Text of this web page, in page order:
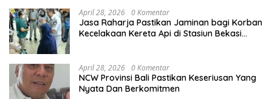
April 28, 2026 0 Komentar
Jasa Raharja Pastikan Jaminan bagi Korban
Kecelakaan Kereta Api di Stasiun Bekasi
April 28, 2026 0 Komentar
NCW Provinsi Bali Pastikan Keseriusan Yang
Nyata Dan Berkomitmen